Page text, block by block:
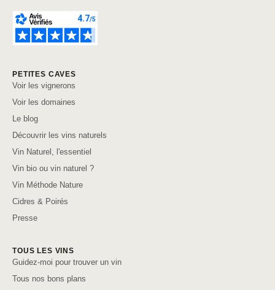
PETITES CAVES
Voir les vignerons
Voir les domaines
Le blog
Découvrir les vins naturels
Vin Naturel, l'essentiel
Vin bio ou vin naturel ?
Vin Méthode Nature
Cidres & Poirés
Presse
TOUS LES VINS
Guidez-moi pour trouver un vin
Tous nos bons plans